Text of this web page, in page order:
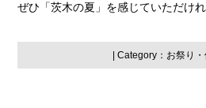
ぜひ「茨木の夏」を感じていただけれ
| Category： お祭り・